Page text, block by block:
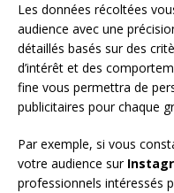
Les données récoltées
audience avec une
détaillés basés sur des
d’intérêt et des
fine vous permettra de
publicitaires pour chaque
Par exemple, si vous
votre audience sur
professionnels intéressés